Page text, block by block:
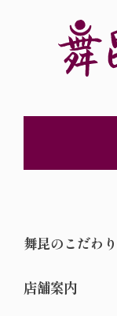
舞昆のこだわり
店舗案内